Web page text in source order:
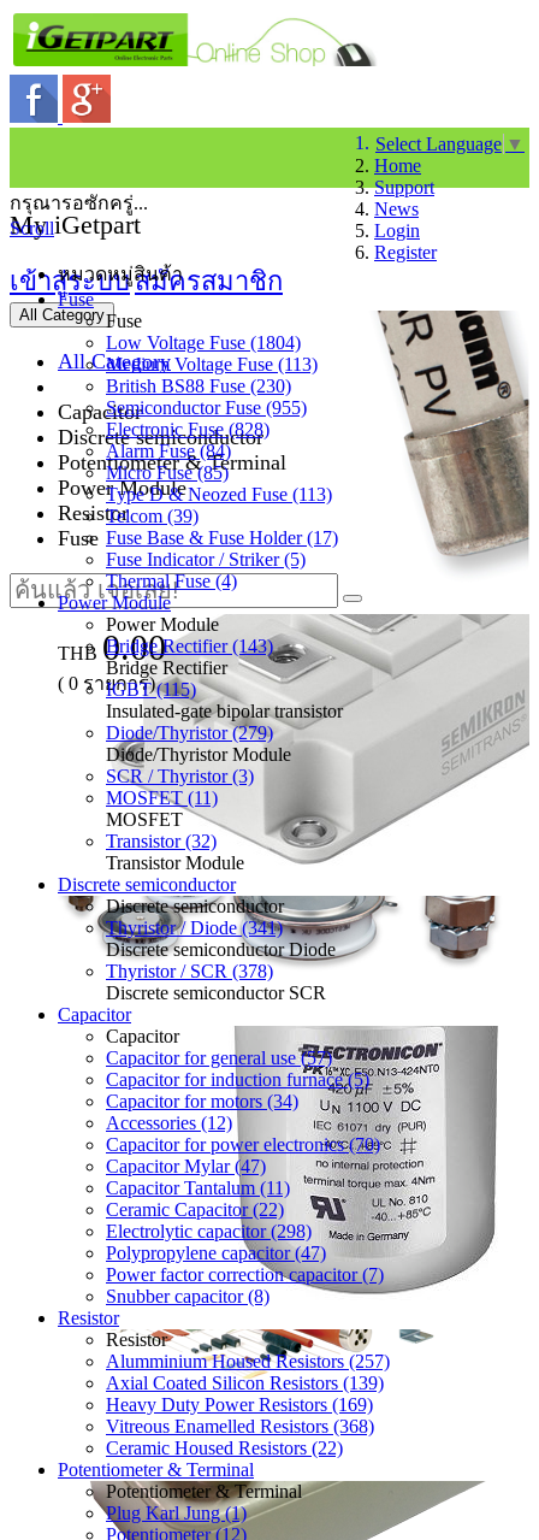
Select Language ▼
Home
Support
News
Login
Register
My iGetpart
เข้าสู่ระบบสมัครสมาชิก
All Category
All Category
Capacitor
Discrete semiconductor
Potentiometer & Terminal
Power Module
Resistor
Fuse
THB 0.00
( 0 รายการ)
กรุณารอซักครู่...
Scroll
หมวดหมู่สินค้า
Fuse
Fuse
Low Voltage Fuse (1804)
Medium Voltage Fuse (113)
British BS88 Fuse (230)
Semiconductor Fuse (955)
Electronic Fuse (828)
Alarm Fuse (84)
Micro Fuse (85)
Type D & Neozed Fuse (113)
Telcom (39)
Fuse Base & Fuse Holder (17)
Fuse Indicator / Striker (5)
Thermal Fuse (4)
Power Module
Power Module
Bridge Rectifier (143)
Bridge Rectifier
IGBT (115)
Insulated-gate bipolar transistor
Diode/Thyristor (279)
Diode/Thyristor Module
SCR / Thyristor (3)
MOSFET (11)
MOSFET
Transistor (32)
Transistor Module
Discrete semiconductor
Discrete semiconductor
Thyristor / Diode (341)
Discrete semiconductor Diode
Thyristor / SCR (378)
Discrete semiconductor SCR
Capacitor
Capacitor
Capacitor for general use (57)
Capacitor for induction furnace (5)
Capacitor for motors (34)
Accessories (12)
Capacitor for power electronics (70)
Capacitor Mylar (47)
Capacitor Tantalum (11)
Ceramic Capacitor (22)
Electrolytic capacitor (298)
Polypropylene capacitor (47)
Power factor correction capacitor (7)
Snubber capacitor (8)
Resistor
Resistor
Alumminium Housed Resistors (257)
Axial Coated Silicon Resistors (139)
Heavy Duty Power Resistors (169)
Vitreous Enamelled Resistors (368)
Ceramic Housed Resistors (22)
Potentiometer & Terminal
Potentiometer & Terminal
Plug Karl Jung (1)
Potentiometer (12)